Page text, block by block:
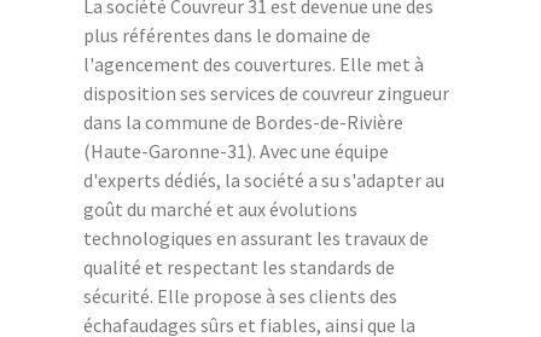
La société Couvreur 31 est devenue une des
plus référentes dans le domaine de
l'agencement des couvertures. Elle met à
disposition ses services de couvreur zingueur
dans la commune de Bordes-de-Rivière
(Haute-Garonne-31). Avec une équipe
d'experts dédiés, la société a su s'adapter au
goût du marché et aux évolutions
technologiques en assurant les travaux de
qualité et respectant les standards de
sécurité. Elle propose à ses clients des
échafaudages sûrs et fiables, ainsi que la